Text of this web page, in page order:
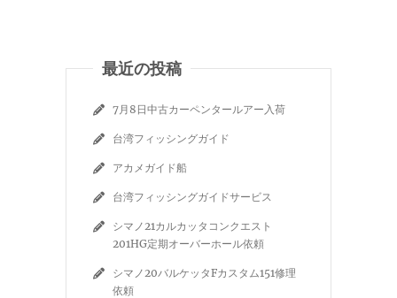
最近の投稿
7月8日中古カーペンタールアー入荷
台湾フィッシングガイド
アカメガイド船
台湾フィッシングガイドサービス
シマノ21カルカッタコンクエスト
201HG定期オーバーホール依頼
シマノ20バルケッタFカスタム151修理
依頼